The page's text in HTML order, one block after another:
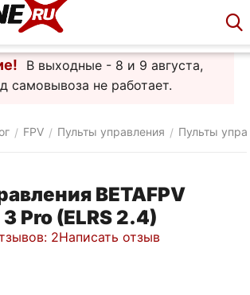
В выходные - 8 и 9 августа,
самовывоза не работает.
/ FPV / Пульты управления / Пульты
BETAFPV
Pro (ELRS 2.4)
2Написать отзыв
Корзина